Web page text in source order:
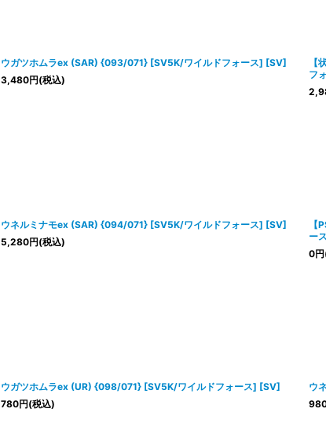
ウガツホムラex (SAR) {093/071} [SV5K/ワイルドフォース] [SV]
3,480円(税込)
【
フ
ウネルミナモex (SAR) {094/071} [SV5K/ワイルドフォース] [SV]
5,280円(税込)
【
ー
0円
ウガツホムラex (UR) {098/071} [SV5K/ワイルドフォース] [SV]
780円(税込)
ウ